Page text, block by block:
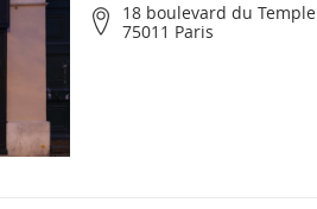
18 boulevard du Temple
75011 Paris